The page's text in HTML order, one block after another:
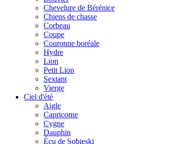
Chevelure de Bérénice
Chiens de chasse
Corbeau
Coupe
Couronne boréale
Hydre
Lion
Petit Lion
Sextant
Vierge
Ciel d'été
Aigle
Capricorne
Cygne
Dauphin
Écu de Sobieski